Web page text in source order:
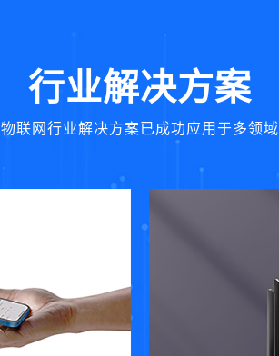
行业解决方案
物联网行业解决方案已成功应用于多领域